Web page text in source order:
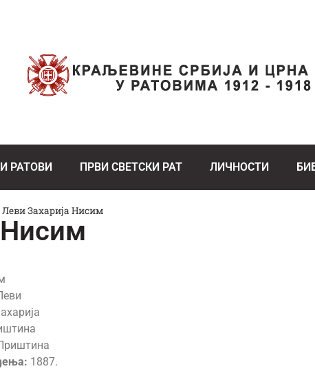
РАТОВИ ПРВИ СВЕТСКИ РАТ ЛИЧНОСТИ
Леви Захарија Нисим
1887.